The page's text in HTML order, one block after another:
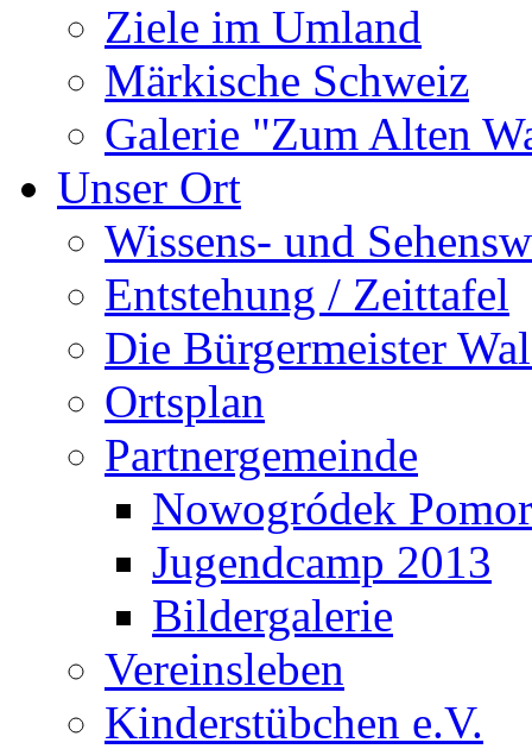
Ziele im Umland
Märkische Schweiz
Galerie "Zum Alten
Unser Ort
Wissens- und
Entstehung / Zeittafel
Die Bürgermeister
Ortsplan
Partnergemeinde
Nowogródek
Jugendcamp 2013
Bildergalerie
Vereinsleben
Kinderstübchen e.V.